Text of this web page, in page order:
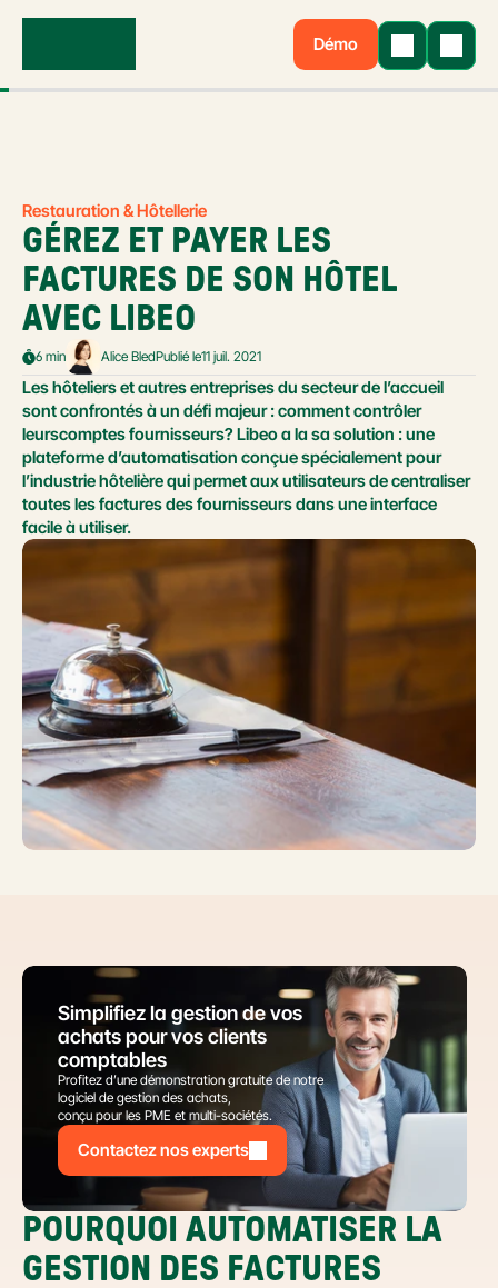
Démo
Restauration & Hôtellerie
GÉREZ ET PAYER LES
FACTURES DE SON HÔTEL
AVEC LIBEO
6 min Alice BledPublié le11 juil. 2021
Les hôteliers et autres entreprises du secteur de l’accueil
sont confrontés à un défi majeur : comment contrôler
leurscomptes fournisseurs? Libeo a la sa solution : une
plateforme d’automatisation conçue spécialement pour
l’industrie hôtelière qui permet aux utilisateurs de centraliser
toutes les factures des fournisseurs dans une interface
facile à utiliser.
Simplifiez la gestion de vos
achats pour vos clients
comptables
Profitez d’une démonstration gratuite de notre
logiciel de gestion des achats,
conçu pour les PME et multi-sociétés.
Contactez nos experts
POURQUOI AUTOMATISER LA
GESTION DES FACTURES